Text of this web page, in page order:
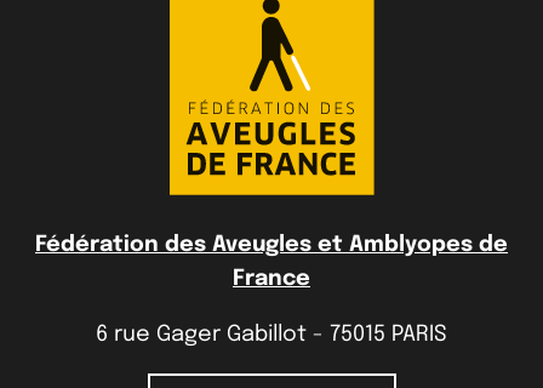
Fédération des Aveugles et Amblyopes de
France
6 rue Gager Gabillot - 75015 PARIS